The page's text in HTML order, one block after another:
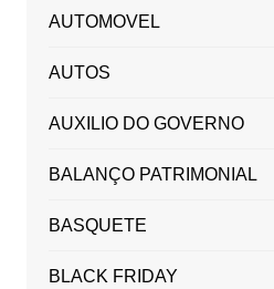
AUTOMOVEL
AUTOS
AUXILIO DO GOVERNO
BALANÇO PATRIMONIAL
BASQUETE
BLACK FRIDAY